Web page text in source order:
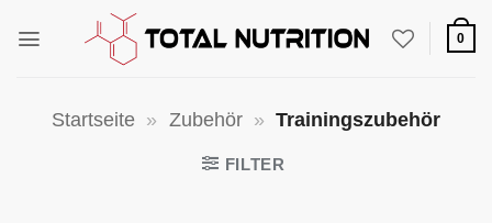
Inhalt
0
Startseite » Zubehör » Trainingszubehör
FILTER